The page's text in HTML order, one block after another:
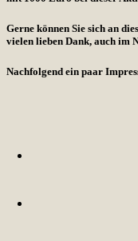
Gerne können Sie sich an
vielen lieben Dank, auch im
Nachfolgend ein paar